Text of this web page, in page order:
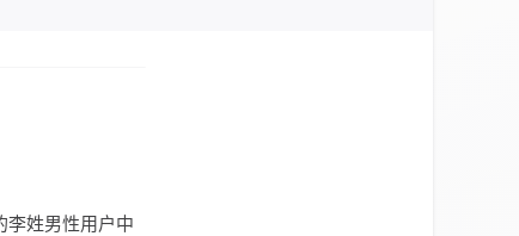
李姓男性用户中